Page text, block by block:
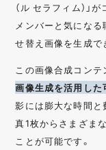
（ル セラフィム）」
メンバーと気になる
せ替え画像を生成で
この画像合成コンテ
画像生成を活用し
影には膨大な時間と
真1枚からさまざま
ことが可能です。